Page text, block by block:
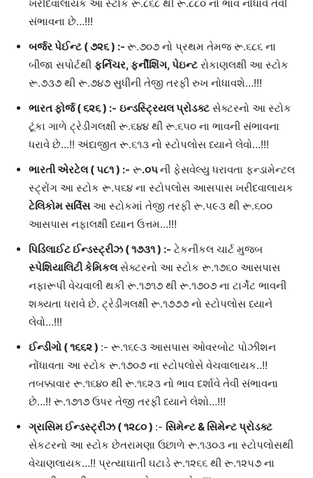
ખરીદવાલાયક આ સ્ટોક રૂ.૮૬૮ થી રૂ.૮૮૦ નો ભાવ નોંધાવે તેવી
સંભાવના છે…!!!
બર્જર પેઈન્ટ (૭૨૬) :- રૂ.૭૦૭ નો પ્રથમ તેમજ રૂ.૬૮૬ ના
બીજા સપોર્ટથી ફર્નિચર, ફર્નીશિંગ,પેઇન્ટ રોકાણલક્ષી આ સ્ટોક
રૂ.૭૩૭ થી રૂ.૭૪૭ સુધીની તેજી તરફી રુખ નોધાવશે…!!!
ભારત ફોર્જ(૬૨૬) :- ઇન્ડસ્ટ્રિયલ પ્રોડક્ટ સેક્ટરનો આ સ્ટોક
ટૂંકા ગાળે ટ્રેડીંગલક્ષી રૂ.૬૪૪ થી રૂ.૬૫૦ ના ભાવની સંભાવના
ધરાવે છે…!! અંદાજીત રૂ.૬૧૩ નો સ્ટોપલોસ ધ્યાને લેવો…!!!
ભારતી એરટેલ ( ૫૮૧) :- રૂ.૦૫ની ફેસવેલ્યુ ધરાવતા ફન્ડામેન્ટલ
સ્ટ્રોંગ આ સ્ટોક રૂ.૫૬૪ ના સ્ટોપલોસ આસપાસ ખરીદવાલાયક
ટેલિકોમ સર્વિસઆ સ્ટોકમાં તેજી તરફી રૂ.૫૯૩ થી રૂ.૬૦૦
આસપાસ નફાલક્ષી ધ્યાન ઉત્તમ…!!!
પિડિલાઈટ ઈન્ડસ્ટ્રીઝ ( ૧૭૩૧) :- ટેકનીકલ ચાર્ટ મુજબ
સ્પેશિયાલિટી કેમિકલસેક્ટરનો આ સ્ટોક રૂ.૧૭૬૦ આસપાસ
નફારૂપી વેચવાલી થકી રૂ.૧૭૧૭ થી રૂ.૧૭૦૭ ના ટાર્ગેટ ભાવની
શક્યતા ધરાવે છે. ટ્રેડીંગલક્ષી રૂ.૧૭૭૭ નો સ્ટોપલોસ ધ્યાને
લેવો…!!!
ઈન્ડીગો (૧૬૬૨) :- રૂ.૧૬૯૩ આસપાસ ઓવરબોટ પોઝીશન
નોંધાવતા આ સ્ટોક રૂ.૧૭૦૭ ના સ્ટોપલોસે વેચવાલાયક..!!
તબક્કાવાર રૂ.૧૬૪૦ થી રૂ.૧૬૨૩ નો ભાવ દર્શાવે તેવી સંભાવના
છે…!! રૂ.૧૭૧૭ ઉપર તેજી તરફી ધ્યાને લેશો…!!!
ગ્રાસિમ ઈન્ડસ્ટ્રીઝ(૧૨૮૦) :- સિમેન્ટ & સિમેન્ટ પ્રોડક્ટ
સેકટરનો આ સ્ટોક છેતરામણા ઉછાળે રૂ.૧૩૦૩ ના સ્ટોપલોસથી
વેચાણલાયક…!! પ્રત્યાઘાતી ઘટાડે રૂ.૧૨૬૬ થી રૂ.૧૨૫૭ ના